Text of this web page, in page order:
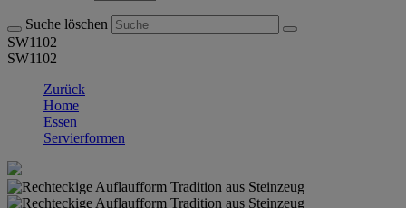
Suche löschen
SW1102
SW1102
Zurück
Home
Essen
Servierformen